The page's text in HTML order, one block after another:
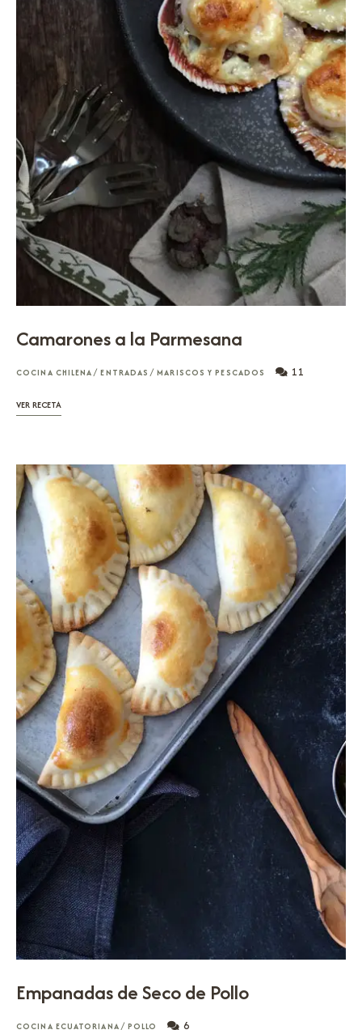
Camarones a la Parmesana
COCINA CHILENA/ ENTRADAS / MARISCOS Y PESCADOS 11
VER RECETA
Empanadas de Seco de Pollo
COCINA ECUATORIANA/ POLLO 6